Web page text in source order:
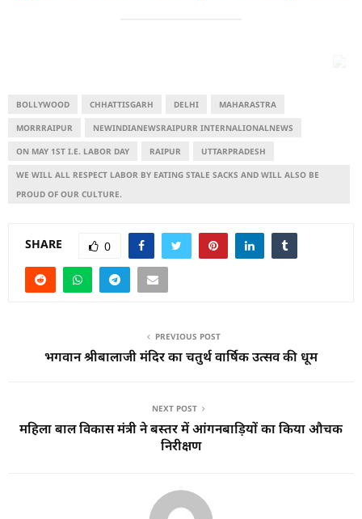
BOLLYWOOD CHHATTISGARH DELHI MAHARASTRA
MORRRAIPUR NEWINDIANEWSRAIPURR INTERNALIONALNEWS
ON MAY 1ST I.E. LABOR DAY RAIPUR UTTARPRADESH
WE WILL ALL RESPECT LABOR BY EATING STALE SACKS AND WILL ALSO BE
PROUD OF OUR CULTURE.
SHARE 0
PREVIOUS POST
भगवान श्रीबालाजी मंदिर का चतुर्थ वार्षिक उत्सव की धूम
NEXT POST
महिला बाल विकास मंत्री ने बस्तर में आंगनबाड़ियों का किया औचक
निरीक्षण